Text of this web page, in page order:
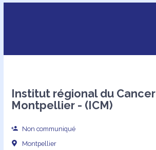
Institut régional du Cancer
Montpellier - (ICM)
Non communiqué
Montpellier